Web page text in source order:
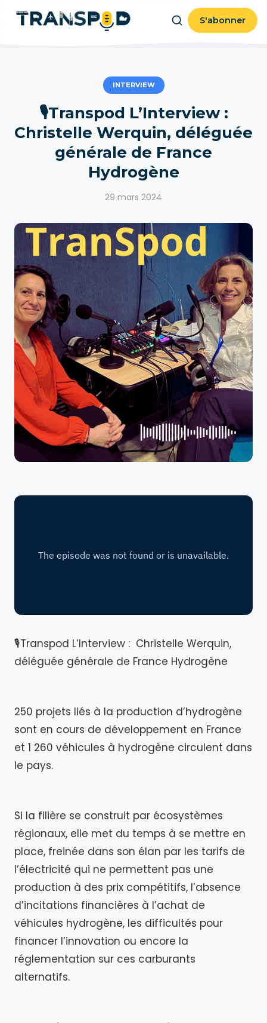
S'abonner
INTERVIEW
🎙Transpod L’Interview :
Christelle Werquin, déléguée
générale de France
Hydrogène
29 mars 2024
🎙Transpod L’Interview : Christelle Werquin,
déléguée générale de France Hydrogène
250 projets liés à la production d’hydrogène
sont en cours de développement en France
et 1 260 véhicules à hydrogène circulent dans
le pays.
Si la filière se construit par écosystèmes
régionaux, elle met du temps à se mettre en
place, freinée dans son élan par les tarifs de
l’électricité qui ne permettent pas une
production à des prix compétitifs, l’absence
d’incitations financières à l’achat de
véhicules hydrogène, les difficultés pour
financer l’innovation ou encore la
réglementation sur ces carburants
alternatifs.